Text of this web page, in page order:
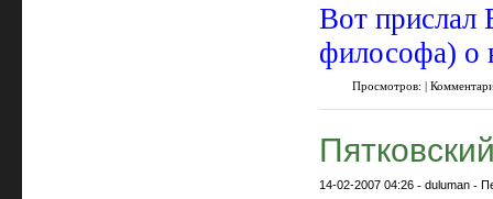
Вот прислал
философа) о
Просмотров: |
14-02-2007 04:26 -duluman -